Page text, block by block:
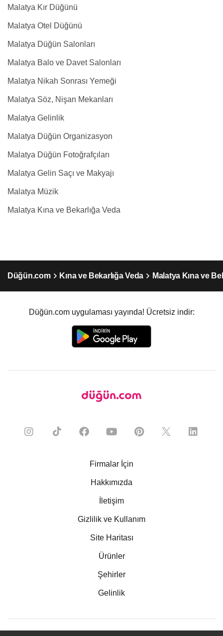
Malatya Kır Düğünü
Malatya Otel Düğünü
Malatya Düğün Salonları
Malatya Balo ve Davet Salonları
Malatya Nikah Sonrası Yemeği
Malatya Söz, Nişan Mekanları
Malatya Gelinlik
Malatya Düğün Organizasyon
Malatya Düğün Fotoğrafçıları
Malatya Gelin Saçı ve Makyajı
Malatya Müzik
Malatya Kına ve Bekarlığa Veda
Düğün.com Kına ve Bekarlığa Veda Malatya Kına ve
Düğün.com uygulaması yayında! Ücretsiz indir:
Firmalar İçin
Hakkımızda
İletişim
Gizlilik ve Kullanım
Site Haritası
Ürünler
Şehirler
Gelinlik